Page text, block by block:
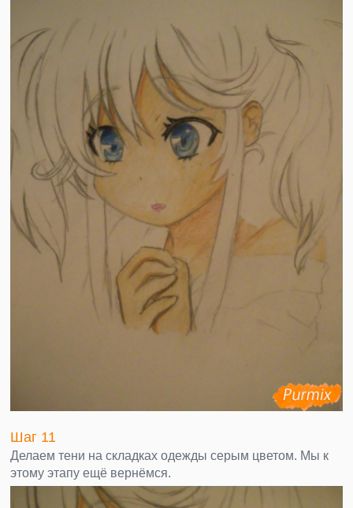
Шаг 11
Делаем тени на складках одежды серым цветом. Мы к
этому этапу ещё вернёмся.